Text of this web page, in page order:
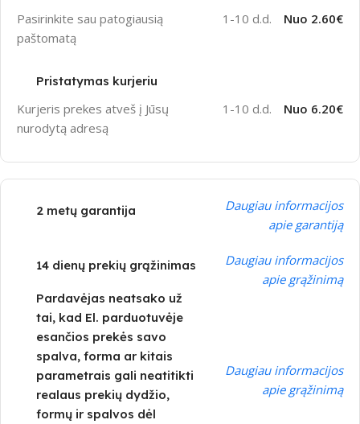
Pasirinkite sau patogiausią
paštomatą
1-10 d.d. Nuo 2.60€
Pristatymas kurjeriu
Kurjeris prekes atveš į Jūsų
nurodytą adresą
1-10 d.d. Nuo 6.20€
2 metų garantija
Daugiau informacijos
apie garantiją
14 dienų prekių grąžinimas
Daugiau informacijos
apie grąžinimą
Pardavėjas neatsako už
tai, kad El. parduotuvėje
esančios prekės savo
spalva, forma ar kitais
parametrais gali neatitikti
realaus prekių dydžio,
formų ir spalvos dėl
Daugiau informacijos
apie grąžinimą